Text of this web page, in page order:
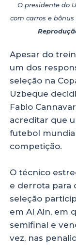
O presidente do
com carros e
Apesar do
um dos
seleção na
Uzbeque
Fabio
acreditar que
futebol
competição.
O técnico
e derrota para
seleção
em Al Ain, em
semifinal e
vez, nas